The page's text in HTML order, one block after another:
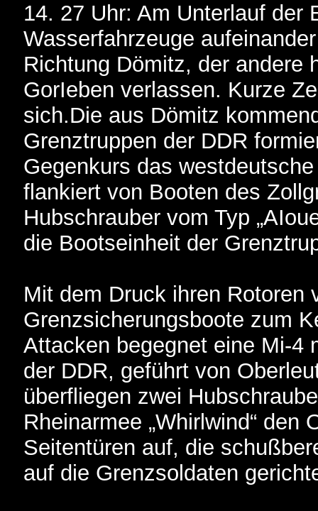
14. 27 Uhr: Am Unterlauf der
Wasserfahrzeuge
Richtung Dömitz, der andere
GorIeben verlassen. Kurze
sich.Die aus Dömitz
Grenztruppen der DDR
Gegenkurs das
flankiert von Booten des
Hubschrauber vom Typ
die Bootseinheit der
Mit dem Druck ihren Rotoren
Grenzsicherungsboote zum
Attacken begegnet eine Mi-4
der DDR, geführt von
überfliegen zwei
Rheinarmee „Whirlwind“ den
Seitentüren auf, die
auf die Grenzsoldaten